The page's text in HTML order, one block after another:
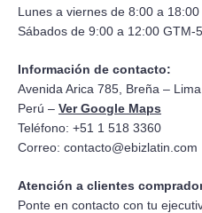
Lunes a viernes de 8:00 a
Sábados de 9:00 a 12:00 GTM-5
Información de contacto:
Avenida Arica 785, Breña –
Perú – Ver Google Maps
Teléfono: +51 1 518 3360
Correo: contacto@ebizlatin.com
Atención a clientes
Ponte en contacto con tu